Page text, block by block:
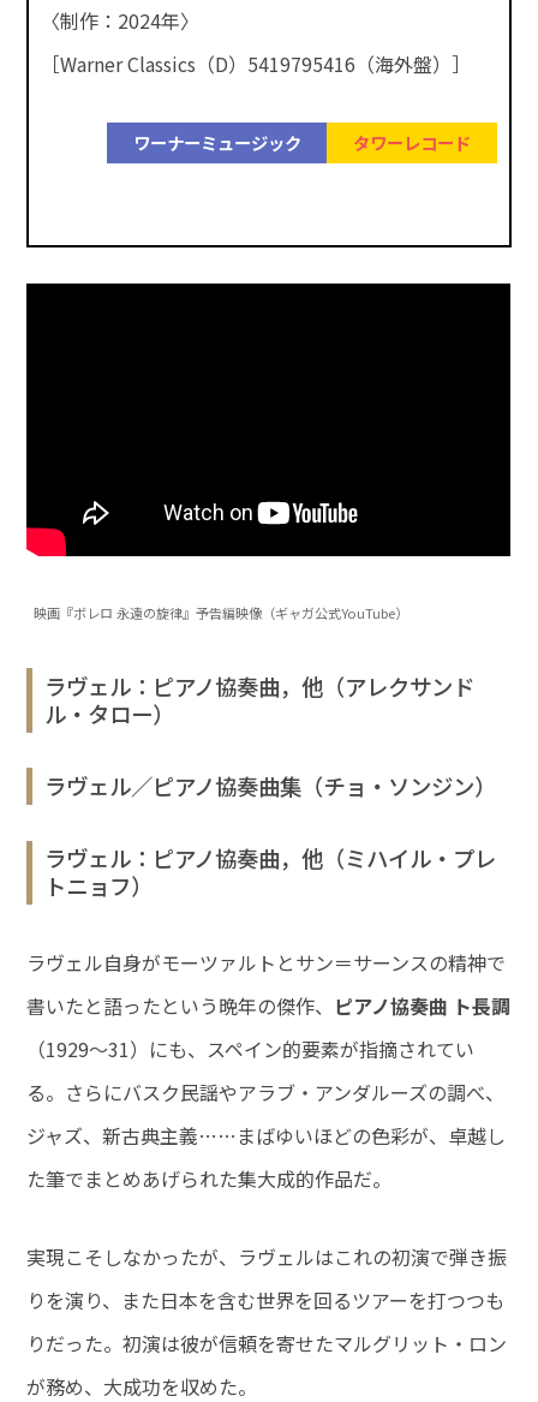
〈制作：2024年〉
［Warner Classics（D）5419795416（海外盤）］
ワーナーミュージック タワーレコード
映画『ボレロ 永遠の旋律』予告編映像（ギャガ公式YouTube）
ラヴェル：ピアノ協奏曲，他（アレクサンド
ル・タロー）
ラヴェル／ピアノ協奏曲集（チョ・ソンジン）
ラヴェル：ピアノ協奏曲，他（ミハイル・プレ
トニョフ）
ラヴェル自身がモーツァルトとサン＝サーンスの精神で
書いたと語ったという晩年の傑作、 ピアノ協奏曲 ト長調
（1929～31）にも、スペイン的要素が指摘されてい
る。さらにバスク民謡やアラブ・アンダルーズの調べ、
ジャズ、新古典主義……まばゆいほどの色彩が、卓越し
た筆でまとめあげられた集大成的作品だ。
実現こそしなかったが、ラヴェルはこれの初演で弾き振
りを演り、また日本を含む世界を回るツアーを打つつも
りだった。初演は彼が信頼を寄せたマルグリット・ロン
が務め、大成功を収めた。